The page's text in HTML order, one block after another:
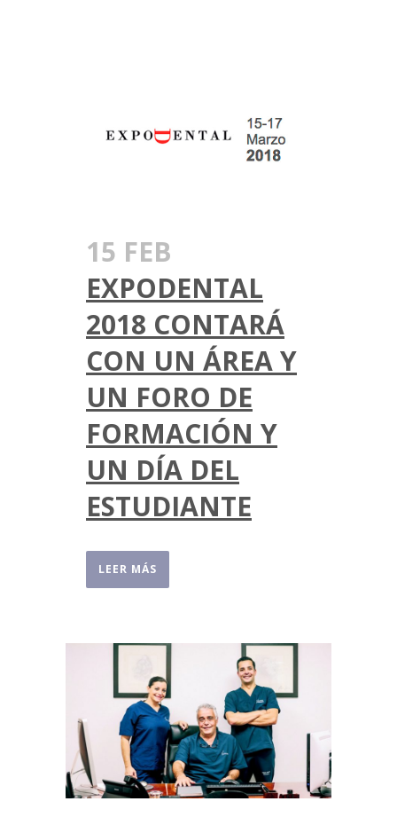
15 FEB
EXPODENTAL
2018 CONTARÁ
CON UN ÁREA Y
UN FORO DE
FORMACIÓN Y
UN DÍA DEL
ESTUDIANTE
LEER MÁS